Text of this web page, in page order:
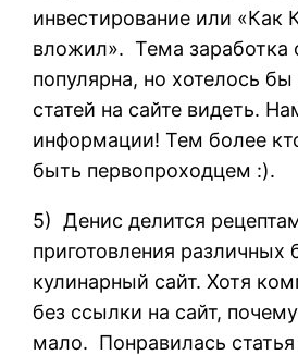
инвестирование или «Как
вложил». Тема заработка
популярна, но хотелось
статей на сайте видеть.
информации! Тем более
быть первопроходцем :).
5) Денис делится
приготовления различных
кулинарный сайт. Хотя
без ссылки на сайт,
мало. Понравилась